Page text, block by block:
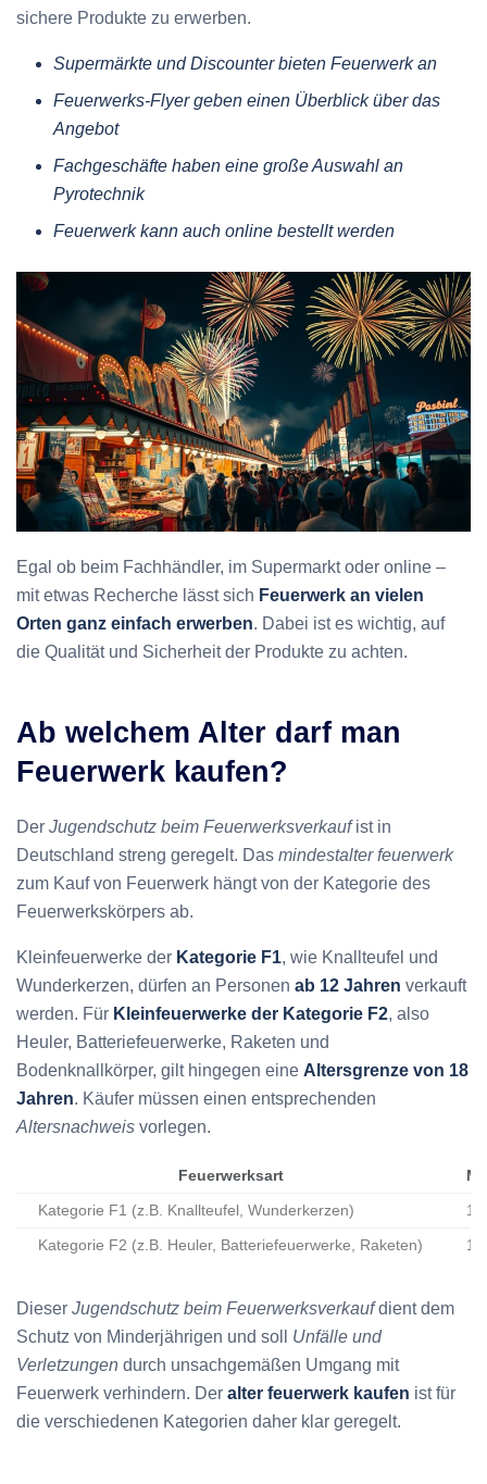
sichere Produkte zu erwerben.
Supermärkte und Discounter bieten Feuerwerk an
Feuerwerks-Flyer geben einen Überblick über das
Angebot
Fachgeschäfte haben eine große Auswahl an
Pyrotechnik
Feuerwerk kann auch online bestellt werden
Egal ob beim Fachhändler, im Supermarkt oder online –
mit etwas Recherche lässt sich Feuerwerk an vielen
Orten ganz einfach erwerben. Dabei ist es wichtig, auf
die Qualität und Sicherheit der Produkte zu achten.
Ab welchem Alter darf man
Feuerwerk kaufen?
Der Jugendschutz beim Feuerwerksverkaufist in
Deutschland streng geregelt. Das mindestalter feuerwerk
zum Kauf von Feuerwerk hängt von der Kategorie des
Feuerwerkskörpers ab.
Kleinfeuerwerke der Kategorie F1, wie Knallteufel und
Wunderkerzen, dürfen an Personen ab 12 Jahren verkauft
werden. Für Kleinfeuerwerke der Kategorie F2, also
Heuler, Batteriefeuerwerke, Raketen und
Bodenknallkörper, gilt hingegen eine Altersgrenze von 18
Jahren. Käufer müssen einen entsprechenden
Altersnachweis vorlegen.
Feuerwerksart
Kategorie F1 (z.B. Knallteufel, Wunderkerzen)
Kategorie F2 (z.B. Heuler, Batteriefeuerwerke, Raketen)
Dieser Jugendschutz beim Feuerwerksverkaufdient dem
Schutz von Minderjährigen und soll Unfälle und
Verletzungen durch unsachgemäßen Umgang mit
Feuerwerk verhindern. Der alter feuerwerk kaufen ist für
die verschiedenen Kategorien daher klar geregelt.